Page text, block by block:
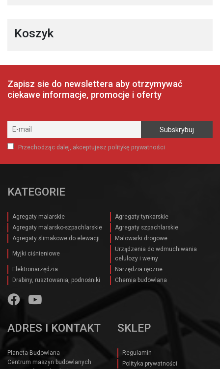
Koszyk
Zapisz sie do newslettera aby otrzymywać
ciekawe informacje, promocje i oferty
Przechodząc dalej, akceptujesz politykę prywatności
KATEGORIE
Agregaty malarskie
Agregaty tynkarskie
Agregaty malarsko-szpachlarskie
Agregaty szpachlarskie
Agregaty ślimakowe do elewacji
Malowarki drogowe
Myjki ciśnieniowe
Urządzenia do wdmuchiwania
celulozy i wełny
Elektronarzędzia
Narzędzia ręczne
Drabiny, rusztowania, podnośniki
Chemia budowlana
ADRES I KONTAKT
Planeta Budowlana
Centrum maszyn budowlanych
SKLEP
Regulamin
Polityka prywatności